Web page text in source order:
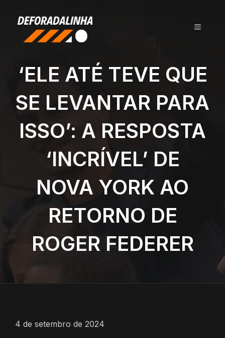
conteúdo
MENU
‘ELE ATÉ TEVE QUE
SE LEVANTAR PARA
ISSO’: A RESPOSTA
‘INCRÍVEL’ DE
NOVA YORK AO
RETORNO DE
ROGER FEDERER
4 de setembro de 2024